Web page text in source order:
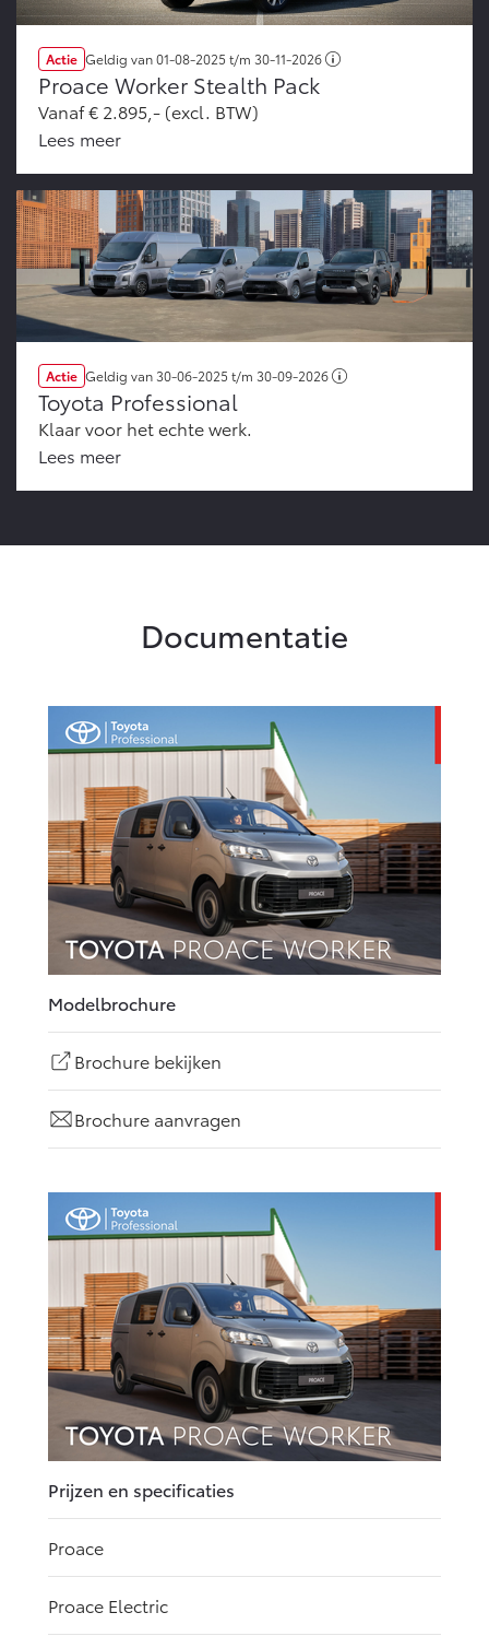
Actie Geldig van01-08-2025 t/m 30-11-2026
Proace Worker Stealth Pack
Vanaf € 2.895,- (excl. BTW)
Lees meer
Actie Geldig van30-06-2025 t/m 30-09-2026
Toyota Professional
Klaar voor het echte werk.
Lees meer
Documentatie
Modelbrochure
Brochure bekijken
Brochure aanvragen
Prijzen en specificaties
Proace
Proace Electric